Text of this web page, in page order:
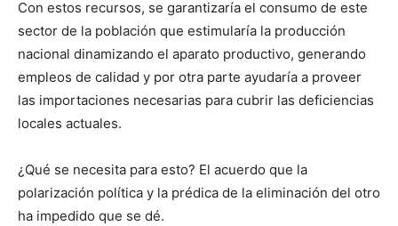
Con estos recursos, se garantizaría el consumo de este
sector de la población que estimularía la producción
nacional dinamizando el aparato productivo, generando
empleos de calidad y por otra parte ayudaría a proveer
las importaciones necesarias para cubrir las deficiencias
locales actuales.
¿Qué se necesita para esto? El acuerdo que la
polarización política y la prédica de la eliminación del otro
ha impedido que se dé.